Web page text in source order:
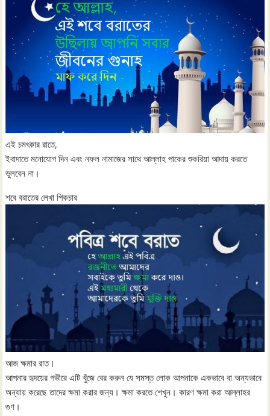
এই চমৎকার রাতে,
ইবাদাতে মনোযোগ দিন এবং নফল নামাজের সাথে আল্লাহ পাকের শুকরিয়া আদায় করতে
ভুলবেন না।
শবে বরাতের লেখা পিকচার
আজ ক্ষমার রাত।
আপনার হৃদয়ের গভীরে এটি খুঁজে বের করুন যে সমস্ত লোক আপনাকে একভাবে বা অন্যভাবে
অন্যায় করেছে তাদের ক্ষমা করার জন্য। ক্ষমা করতে শেখুন। কারণ ক্ষমা করা আল্লাহর
গুণ।